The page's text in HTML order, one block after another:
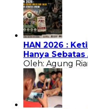
HAN 2026 :
Hanya Sebatas
Oleh: Agung